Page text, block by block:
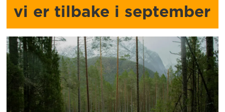
vi er tilbake i september